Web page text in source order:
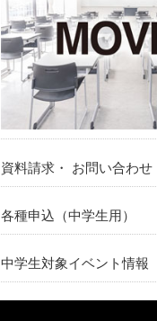
資料請求・ お問い合わせ
各種申込（中学生用）
中学生対象イベント情報